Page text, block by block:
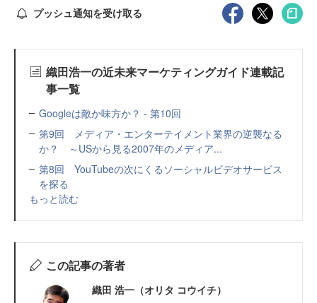
プッシュ通知を受け取る
織田浩一の近未来マーケティングガイド連載記
事一覧
Googleは敵か味方か？ - 第10回
第9回 メディア・エンターテイメント業界の逆襲なる
か？ ～USから見る2007年のメディア...
第8回 YouTubeの次にくるソーシャルビデオサービス
を探る
もっと読む
この記事の著者
織田 浩一（オリタ コウイチ）